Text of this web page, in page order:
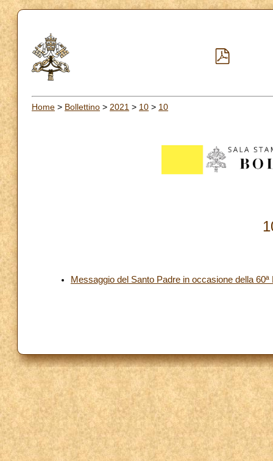
Home > Bollettino > 2021 > 10 > 10
Messaggio del Santo Padre in occasione della